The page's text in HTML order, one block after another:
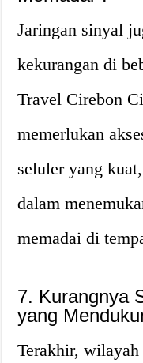
Jaringan sinyal
kekurangan di
Travel Cirebon
memerlukan
seluler yang
dalam
memadai di
7. Kurangnya
yang
Terakhir,